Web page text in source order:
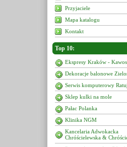
Przyjaciele
Mapa katalogu
Kontakt
Top 10:
Ekspresy Kraków -
Dekoracje balonowe
Serwis komputerowy
Sklep kulki na mole
Pałac Polanka
Klinika NGM
Kancelaria Adwokacka
Chróścielewska &